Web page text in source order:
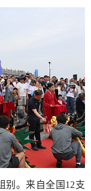
别。来自全国12支